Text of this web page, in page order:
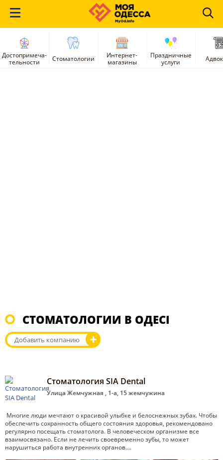
Достопримеча-
тельности
Стоматологии
Интернет-
магазины
Праздничные
услуги
СТОМАТОЛОГИИ В ОДЕСІ
Добавить компанию
Стоматология SIA Dental
Улица Жемчужная , 1-а, 15 жемчужина
Многие люди мечтают о красивой улыбке и белоснежных зубах. Чтобы
обеспечить сохранность общего состояния здоровья, рекомендовано
регулярно посещать стоматолога. В человеческом организме все
взаимосвязано. Если не лечить своевременно зубы, то может
нарушиться работа внутренних органов….